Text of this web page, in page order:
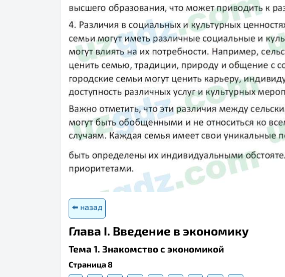
⬅️ назад
Глава I. Введение в экономику
Тема 1. Знакомство с экономикой
Страница 8